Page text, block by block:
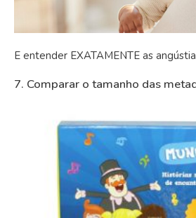
E entender EXATAMENTE as
7. Comparar o tamanho das